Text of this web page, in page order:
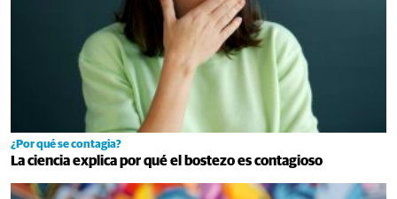
¿Por qué se contagia?
La ciencia explica por qué el bostezo es contagioso